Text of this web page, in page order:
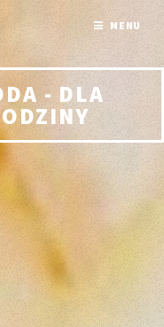
- DLA
MENU